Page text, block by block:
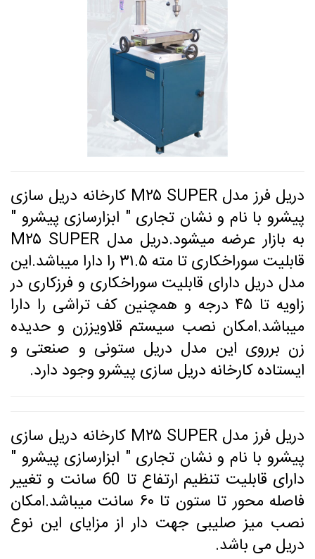
دریل فرز مدل M۲۵ SUPER کارخانه دریل سازی
پیشرو با نام و نشان تجاری " ابزارسازی پیشرو "
به بازار عرضه میشود.دریل مدل M۲۵ SUPER
قابلیت سوراخکاری تا مته ۳۱.۵ را دارا میباشد.این
مدل دریل دارای قابلیت سوراخکاری و فرزکاری در
زاویه تا ۴۵ درجه و همچنین کف تراشی را دارا
میباشد.امکان نصب سیستم قلاویززن و حدیده
زن برروی این مدل دریل ستونی و صنعتی و
ایستاده کارخانه دریل سازی پیشرو وجود دارد.
دریل فرز مدل M۲۵ SUPER کارخانه دریل سازی
پیشرو با نام و نشان تجاری " ابزارسازی پیشرو "
دارای قابلیت تنظیم ارتفاع تا 60 سانت و تغییر
فاصله محور تا ستون تا ۶۰ سانت میباشد.امکان
نصب میز صلیبی جهت دار از مزایای این نوع
دریل می باشد.